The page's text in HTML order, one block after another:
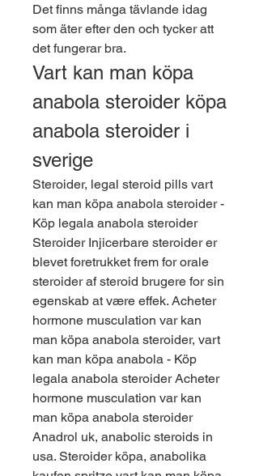
Det finns många tävlande idag
som äter efter den och tycker att
det fungerar bra.
Vart kan man köpa
anabola steroider köpa
anabola steroider i
sverige
Steroider, legal steroid pills vart
kan man köpa anabola steroider -
Köp legala anabola steroider
Steroider Injicerbare steroider er
blevet foretrukket frem for orale
steroider af steroid brugere for sin
egenskab at være effek. Acheter
hormone musculation var kan
man köpa anabola steroider, vart
kan man köpa anabola - Köp
legala anabola steroider Acheter
hormone musculation var kan
man köpa anabola steroider
Anadrol uk, anabolic steroids in
usa. Steroider köpa, anabolika